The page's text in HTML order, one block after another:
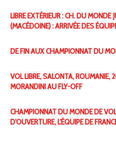
LIBRE EXTÉRIEUR : CH. DU MONDE
(MACÉDOINE) : ARRIVÉE DES
DE FIN AUX CHAMPIONNAT DU
VOL LIBRE, SALONTA, ROUMANIE,
MORANDINI AU FLY-OFF
CHAMPIONNAT DU MONDE DE VOL
D'OUVERTURE, L'ÉQUIPE DE